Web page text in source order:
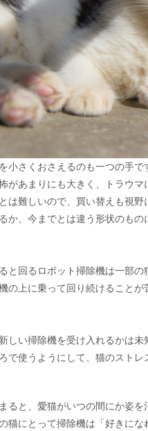
小さくおさえるのも一つの手
があまりにも大きく、トラウ
は難しいので、買い替えも視
か、今までとは違う形状のも
と回るロボット掃除機は一部
の上に乗って回り続けること
しい掃除機を受け入れるかは
で使うようにして、猫のストレ
ると、愛猫がいつの間にか姿
猫にとって掃除機は「好きに